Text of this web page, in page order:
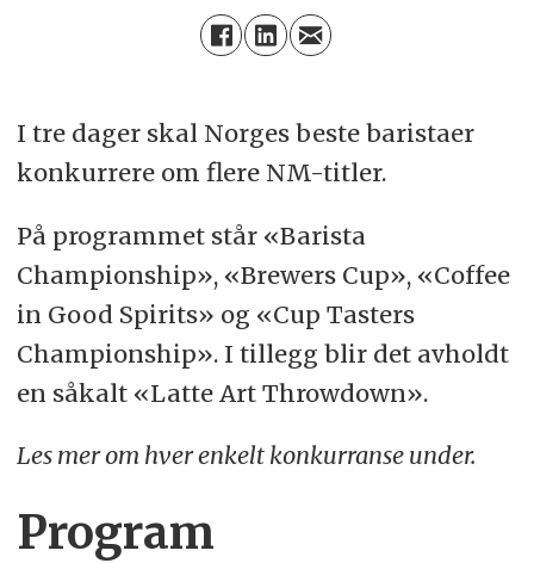
I tre dager skal Norges beste baristaer
konkurrere om flere NM-titler.
På programmet står «Barista
Championship», «Brewers Cup», «Coffee
in Good Spirits» og «Cup Tasters
Championship». I tillegg blir det avholdt
en såkalt «Latte Art Throwdown».
Les mer om hver enkelt konkurranse under.
Program